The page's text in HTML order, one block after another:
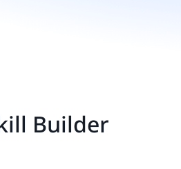
Builder